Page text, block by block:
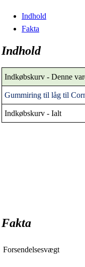
Indhold
Fakta
Indhold
Indkøbskurv - Denne
Gummiring til låg til
Indkøbskurv - Ialt
Fakta
Forsendelsesvægt